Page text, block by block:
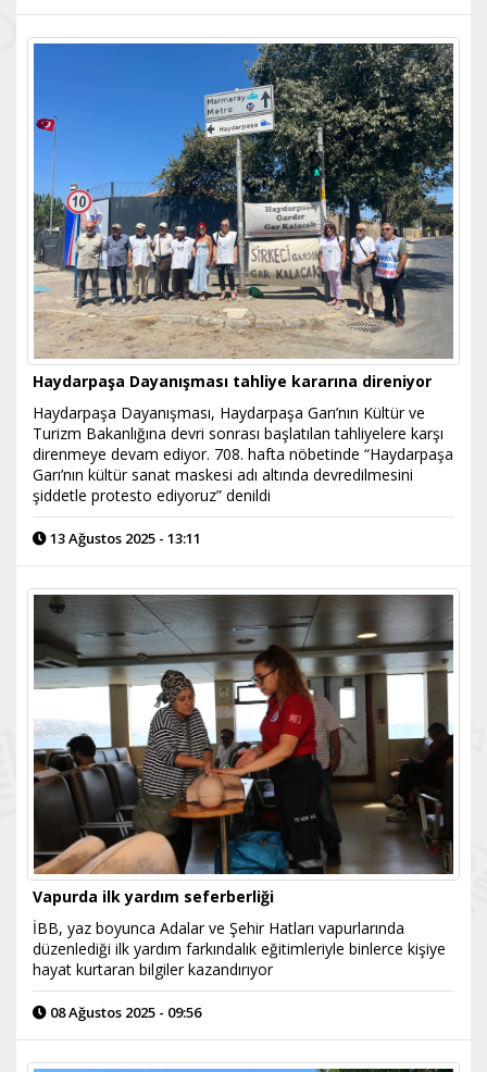
Haydarpaşa Dayanışması tahliye kararına direniyor
Haydarpaşa Dayanışması, Haydarpaşa Garı’nın Kültür ve
Turizm Bakanlığına devri sonrası başlatılan tahliyelere karşı
direnmeye devam ediyor. 708. hafta nöbetinde “Haydarpaşa
Garı’nın kültür sanat maskesi adı altında devredilmesini
şiddetle protesto ediyoruz” denildi
13 Ağustos 2025 - 13:11
Vapurda ilk yardım seferberliği
İBB, yaz boyunca Adalar ve Şehir Hatları vapurlarında
düzenlediği ilk yardım farkındalık eğitimleriyle binlerce kişiye
hayat kurtaran bilgiler kazandırıyor
08 Ağustos 2025 - 09:56